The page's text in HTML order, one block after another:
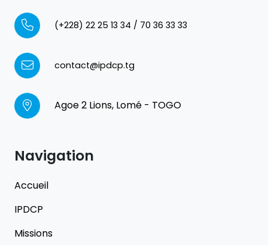
(+228) 22 25 13 34 / 70 36 33 33
contact@ipdcp.tg
Agoe 2 Lions, Lomé - TOGO
Navigation
Accueil
IPDCP
Missions